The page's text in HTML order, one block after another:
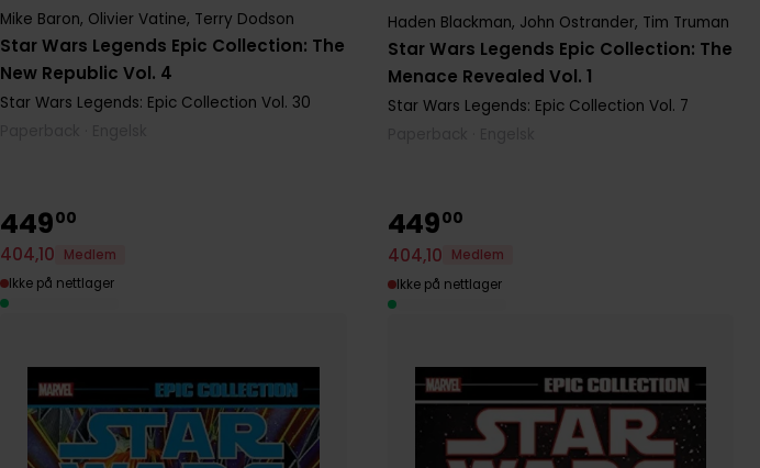
Star Wars Legends Epic Collection: The
New Republic Vol. 4
Mike Baron, Olivier Vatine, Terry Dodson
Star Wars Legends: Epic Collection Vol. 30
Star Wars Legends Epic Collection: The
Menace Revealed Vol. 1
Haden Blackman, John Ostrander, Tim Truman
Star Wars Legends: Epic Collection Vol. 7
44900
404,10
Medlem
Ikke på nettlager
44900
404,10
Medlem
Ikke på nettlager